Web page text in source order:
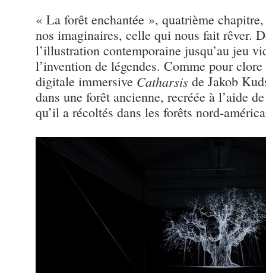
« La forêt enchantée », quatrième
nos imaginaires, celle qui nous fait rêver.
l’illustration contemporaine jusqu’au jeu
l’invention de légendes. Comme pour
digitale immersive Catharsis de Jakob
dans une forêt ancienne, recréée à l’aide
qu’il a récoltés dans les forêts nord-